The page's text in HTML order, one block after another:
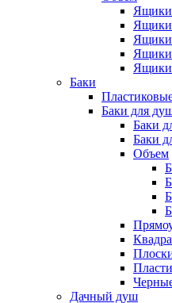
Ящики
Ящики
Ящики
Ящики
Ящики
Баки
Баки для
Баки
Баки
Объем
Дачный душ